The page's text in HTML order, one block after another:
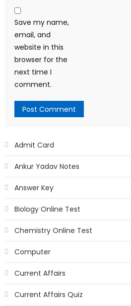
Save my name,
email, and
website in this
browser for the
next time I
comment.
Admit Card
Ankur Yadav Notes
Answer Key
Biology Online Test
Chemistry Online Test
Computer
Current Affairs
Current Affairs Quiz